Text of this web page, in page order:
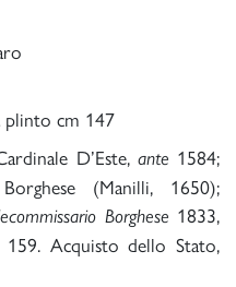
plinto cm 147
D’Este, ante 1584;
(Manilli, 1650);
Borghese 1833,
Acquisto dello Stato,